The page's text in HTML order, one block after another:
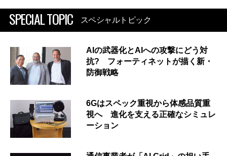
SPECIAL TOPIC スペシャルトピック
AIの武器化とAIへの攻撃にどう対
抗? フォーティネットが描く新・
防御戦略
6Gはスペック重視から体感品質重
視へ 進化を支える正確なシミュレ
ーション